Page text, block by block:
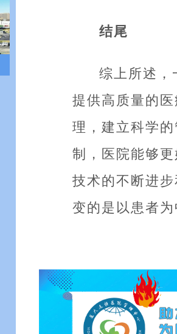
结尾
综上所述，
提供高质量的
理，建立科学
制，医院能够
技术的不断进
变的是以患者为